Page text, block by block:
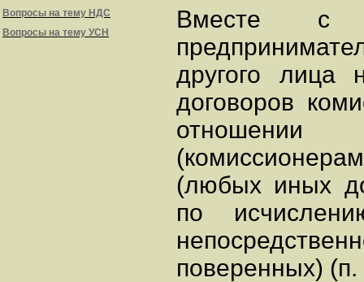
Вопросы на тему НДС
Вопросы на тему УСН
Вместе с
другого лица
договоров
(любых иных
по
поверенных)